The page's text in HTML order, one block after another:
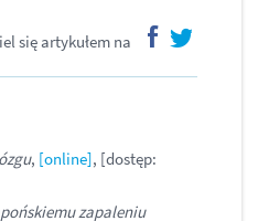
się artykułem na
, [online], [dostęp:
zapaleniu